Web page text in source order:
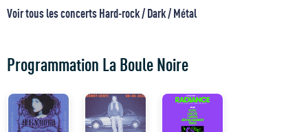
Voir tous les concerts Hard-rock / Dark / Métal
Programmation La Boule Noire